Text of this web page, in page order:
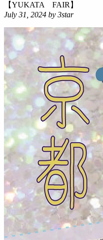
【YUKATA FAIR】
July 31, 2024 by 3star